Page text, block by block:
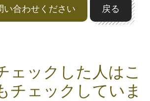
い合わせください 戻る
ェックした人はこ
チェックしていま